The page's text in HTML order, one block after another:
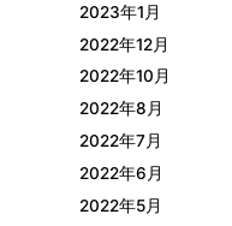
2023年1月
2022年12月
2022年10月
2022年8月
2022年7月
2022年6月
2022年5月